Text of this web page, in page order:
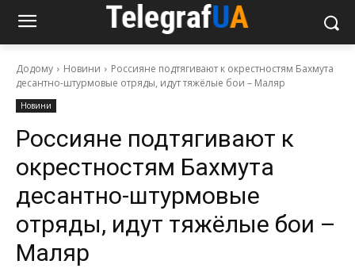
Додому Новини
Россияне подтягивают к окрестностям Бахмута
десантно-штурмовые отряды, идут тяжёлые бои – Маляр
Новини
Россияне подтягивают к
окрестностям Бахмута
десантно-штурмовые
отряды, идут тяжёлые бои –
Маляр